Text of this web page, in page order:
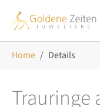
Home Details
Trauringe